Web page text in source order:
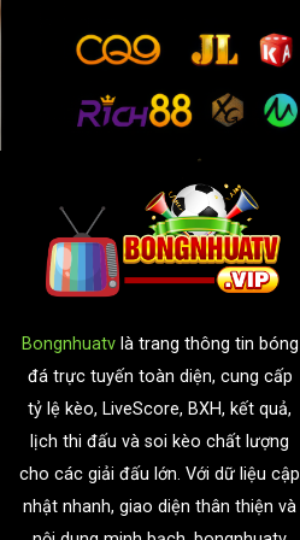
Bongnhuatvlà trang thông tin bóng
đá trực tuyến toàn diện, cung cấp
tỷ lệ kèo, LiveScore, BXH, kết quả,
lịch thi đấu và soi kèo chất lượng
cho các giải đấu lớn. Với dữ liệu cập
nhật nhanh, giao diện thân thiện và